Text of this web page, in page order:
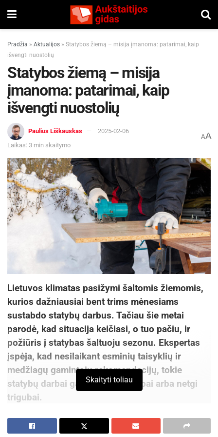
Pradžia » Aktualijos » Statybos žiemą – misija įmanoma: patarimai, kaip
išvengti nuostolių
Statybos žiemą – misija
įmanoma: patarimai, kaip
išvengti nuostolių
Paulius Liškauskas
2025-02-06
Laikas: 3 min skaitymo
AA
Lietuvos klimatas pasižymi šaltomis žiemomis,
kurios dažniausiai bent trims mėnesiams
sustabdo statybų darbus. Tačiau šie metai
parodė, kad situacija keičiasi, o tuo pačiu, ir
požiūris į statybas šaltuoju sezonu. Ekspertas
įspėja, kad nesilaikant esminių taisyklių ir
medžiagų gamintojų rekomendacijų, tokie
statybų darbai gali atsieiti dvigubai arba netgi
trigubai.
Skaityti toliau